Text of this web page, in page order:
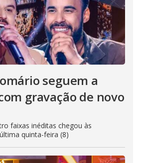
seguem a
gravação de novo
faixas inéditas chegou às
quinta-feira (8)